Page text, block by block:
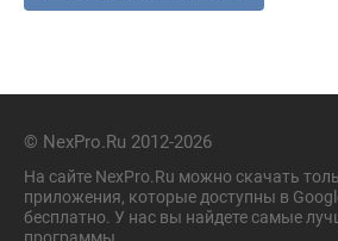
© NexPro.Ru 2012-2026
На сайте NexPro.Ru можно скачать
приложения, которые доступны в
бесплатно. У нас вы найдете самые